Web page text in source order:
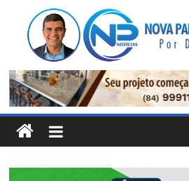
conteúdo
Nova
Parnamirim
Notícias